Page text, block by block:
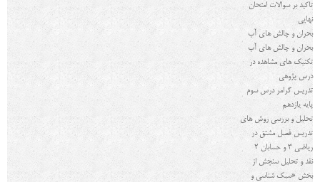
تاکید بر سوالات امتحان
نهایی
بحران و چالش های آب
بحران و چالش های آب
تکنیک های مشاهده در
درس پژوهی
تدریس گرامر درس سوم
پایه یازدهم
تحلیل و بررسی روش های
تدریس فصل مشتق در
ریاضی 3 و حسابان 2
نقد و تحلیل سنجش از
بخش «سبک شناسی و